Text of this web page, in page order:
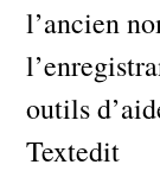
l’ancien
outils
Textedit